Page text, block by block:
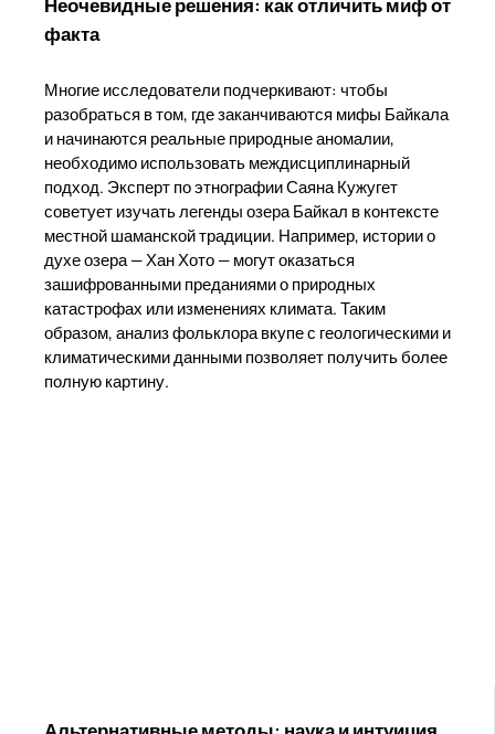
факта
Многие исследователи подчеркивают: чтобы
разобраться в том, где заканчиваются мифы Байкала
и начинаются реальные природные аномалии,
необходимо использовать междисциплинарный
подход. Эксперт по этнографии Саяна Кужугет
советует изучать легенды озера Байкал в контексте
местной шаманской традиции. Например, истории о
духе озера — Хан Хото — могут оказаться
зашифрованными преданиями о природных
катастрофах или изменениях климата. Таким
образом, анализ фольклора вкупе с геологическими и
климатическими данными позволяет получить более
полную картину.